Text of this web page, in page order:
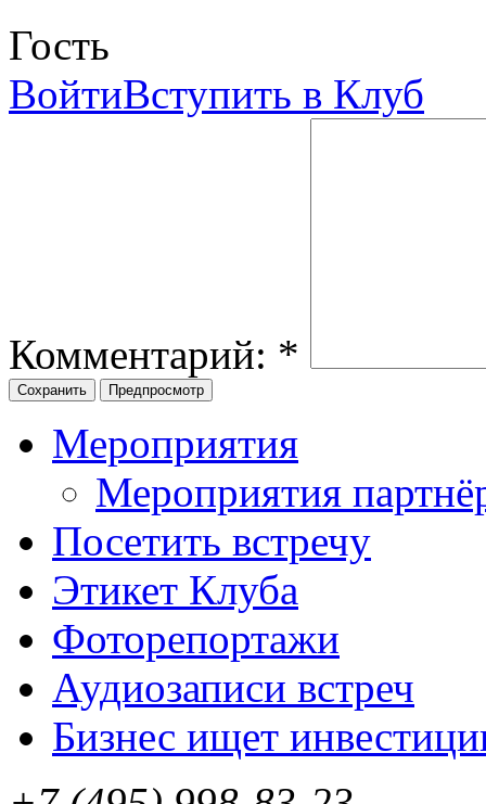
Гость
ВойтиВступить в Клуб
Комментарий: *
Мероприятия
Мероприятия
Посетить встречу
Этикет Клуба
Фоторепортажи
Аудиозаписи встреч
Бизнес ищет